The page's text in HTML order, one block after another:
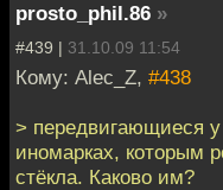
prosto_phil.86 »
#439 | 31.10.09 11:54
Кому: Alec_Z, #438
> передвигающиеся
иномарках, которым
стёкла. Каково им?